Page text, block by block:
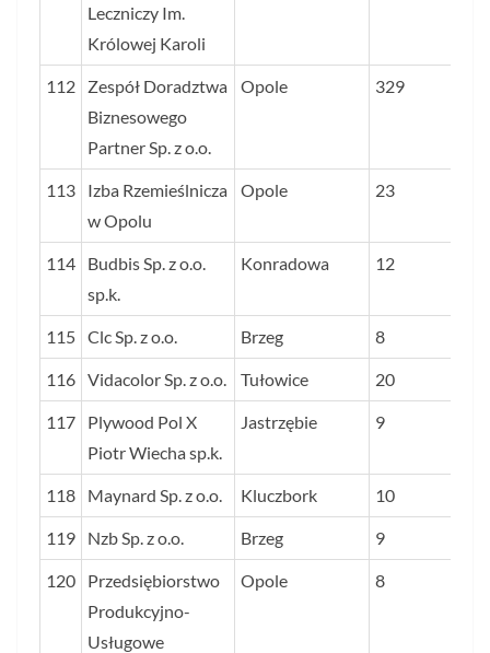
Leczniczy Im.
Królowej Karoli
112
Zespół Doradztwa
Biznesowego
Partner Sp. z o.o.
Opole 329
113
Izba Rzemieślnicza
w Opolu
Opole 23
114
Budbis Sp. z o.o.
sp.k.
Konradowa 12
115 Clc Sp. z o.o. Brzeg 8
116 Vidacolor Sp. z o.o. Tułowice 20
117
Plywood Pol X
Piotr Wiecha sp.k.
Jastrzębie 9
118 Maynard Sp. z o.o. Kluczbork 10
119 Nzb Sp. z o.o. Brzeg 9
120
Przedsiębiorstwo
Produkcyjno-
Usługowe
Opole 8